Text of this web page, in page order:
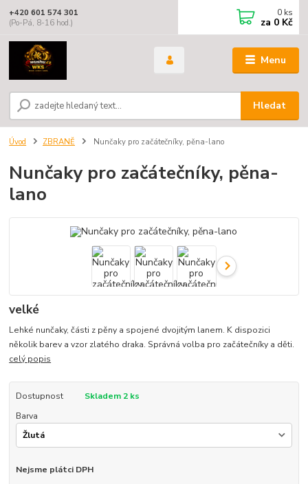
Menu
Hledat
+420 601 574 301
(Po-Pá, 8-16 hod.)
0 ks
za 0 Kč
Úvod ZBRANĚ Nunčaky pro začátečníky, pěna-lano
Nunčaky pro začátečníky, pěna-
lano
velké
Lehké nunčaky, části z pěny a spojené dvojitým lanem. K dispozici
několik barev a vzor zlatého draka. Správná volba pro začátečníky a děti.
celý popis
Dostupnost
Skladem 2 ks
Barva
Nejsme plátci DPH